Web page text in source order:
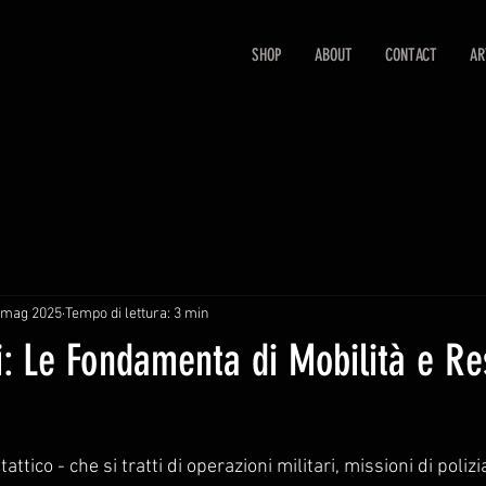
SHOP ABOUT CONTACT
Le Fondamenta di Mobilità e
2025Tempo di lettura: 3 min
- che si tratti di operazioni militari, missioni di